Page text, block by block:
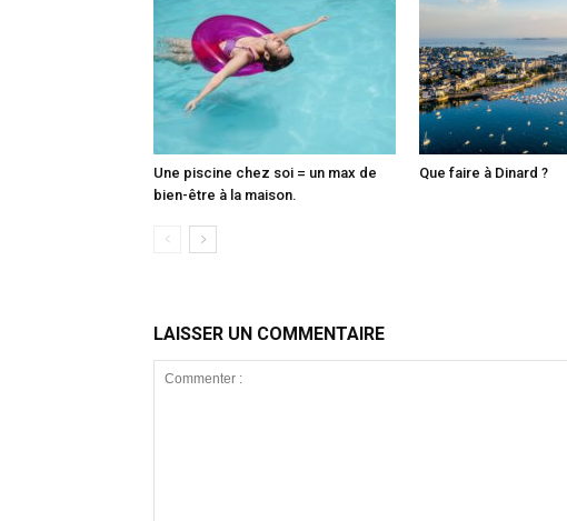
Une piscine chez soi = un max de
bien-être à la maison.
Que faire à Dinard ?
LAISSER UN COMMENTAIRE